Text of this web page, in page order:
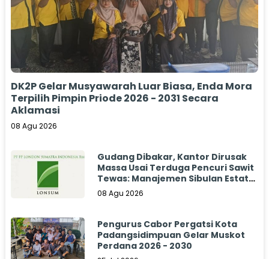
DK2P Gelar Musyawarah Luar Biasa, Enda Mora
Terpilih Pimpin Priode 2026 - 2031 Secara
Aklamasi
08 Agu 2026
Gudang Dibakar, Kantor Dirusak
Massa Usai Terduga Pencuri Sawit
Tewas: Manajemen Sibulan Estate
Bungkam
08 Agu 2026
Pengurus Cabor Pergatsi Kota
Padangsidimpuan Gelar Muskot
Perdana 2026 - 2030